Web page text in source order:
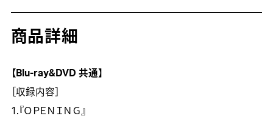
商品詳細
【Blu-ray&DVD 共通】
［収録内容］
1.『ＯＰＥＮＩＮＧ』